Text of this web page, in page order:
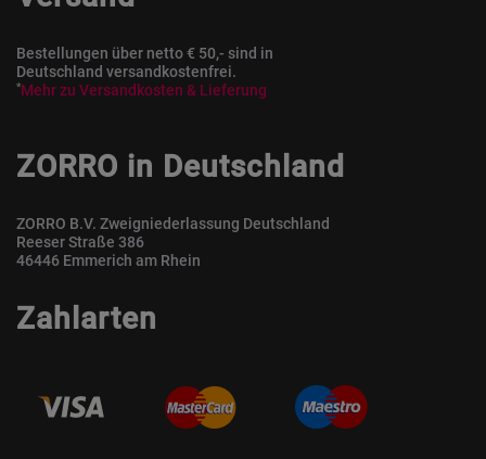
Bestellungen über netto € 50,- sind in
Deutschland versandkostenfrei.
*Mehr zu Versandkosten & Lieferung
ZORRO in Deutschland
ZORRO B.V. Zweigniederlassung Deutschland
Reeser Straße 386
46446 Emmerich am Rhein
Zahlarten